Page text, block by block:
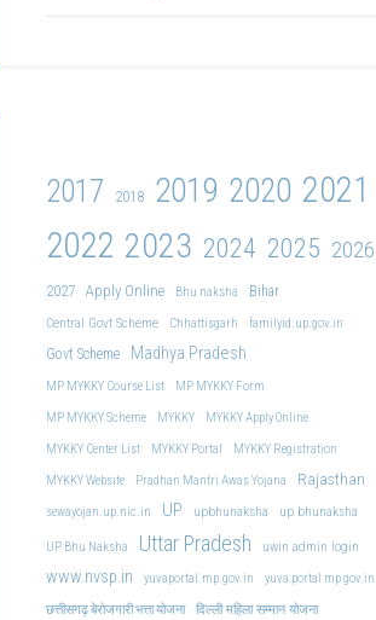
2017 2018 2019 2020 2021
2022 2023 2024 2025 2026
2027 Apply Online Bhu naksha
Bihar
Central Govt Scheme
Chhattisgarh familyid.up.gov.in
Govt Scheme Madhya Pradesh
MP MYKKY Course List
MP MYKKY Form
MP MYKKY Scheme
MYKKY
MYKKY Apply Online
MYKKY Center List
MYKKY Portal
MYKKY Registration
MYKKY Website
Pradhan Mantri Awas Yojana Rajasthan
sewayojan.up.nic.in UP upbhunaksha up bhunaksha
UP Bhu Naksha Uttar Pradesh uwin admin login
www.nvsp.in yuvaportal.mp.gov.in
yuva portal mp gov.in
छत्तीसगढ़ बेरोजगारी भत्ता योजना
दिल्ली महिला सम्मान योजना